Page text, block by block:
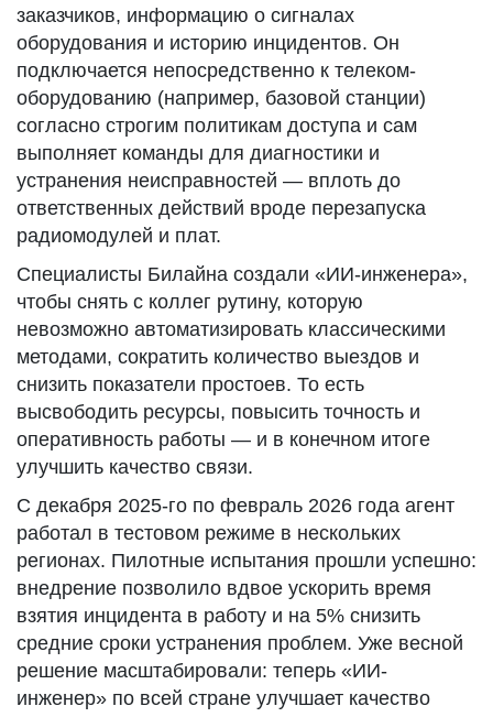
заказчиков, информацию о сигналах
оборудования и историю инцидентов. Он
подключается непосредственно к телеком-
оборудованию (например, базовой станции)
согласно строгим политикам доступа и сам
выполняет команды для диагностики и
устранения неисправностей — вплоть до
ответственных действий вроде перезапуска
радиомодулей и плат.
Специалисты Билайна создали «ИИ-инженера»,
чтобы снять с коллег рутину, которую
невозможно автоматизировать классическими
методами, сократить количество выездов и
снизить показатели простоев. То есть
высвободить ресурсы, повысить точность и
оперативность работы — и в конечном итоге
улучшить качество связи.
С декабря 2025-го по февраль 2026 года агент
работал в тестовом режиме в нескольких
регионах. Пилотные испытания прошли успешно:
внедрение позволило вдвое ускорить время
взятия инцидента в работу и на 5% снизить
средние сроки устранения проблем. Уже весной
решение масштабировали: теперь «ИИ-
инженер» по всей стране улучшает качество